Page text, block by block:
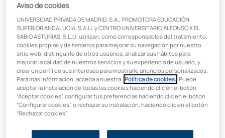
No en vano, las compañías nacionales e internacionales de
cualquier área de negocio son conscientes de la necesidad de
dotar de los mejores profesionales a sus respectivos
departamentos estratégicosdesde los que marcar las
líneas a seguir en materia de marketing y publicidad
constante coordinación con el resto de los departamentos
estratégicos de una empresa.
Lanotoriedad de una empresaes, por tanto, una gran baza
a la que hay que aspirar para hacer crecer a la empresa,
aumentar el sentimiento de pertenencia, la
ya sea
pyme o multinacional
emprenda un camino que la
Aviso de cookies
UNIVERSIDAD PRIVADA DE MADRID, S.A., PROMOTORA EDUCACIÓN
SUPERIOR ANDALUCÍA, S.A.U. y CENTRO UNIVERSITARIO ALFONSO X EL
SABIO ASTURIAS, S.L.U. utilizan, como corresponsables del tratamiento,
cookies propias y de terceros para mejorar su navegación por nuestro
sitio web, distinguirle de otros usuarios, analizar sus hábitos para
mejorar la calidad de nuestros servicios y su experiencia de usuario, y
crear un perfil de sus intereses para mostrarle anuncios personalizados.
Para más información, acceda a nuestra Política de cookies. . Puede
aceptar la instalación de todas las cookies haciendo clic en el botón
“Aceptar cookies”, configurar tus preferencias haciendo clic en el botón
“Configurar cookies”, o rechazar su instalación, haciendo clic en el botón
“Rechazar cookies”.